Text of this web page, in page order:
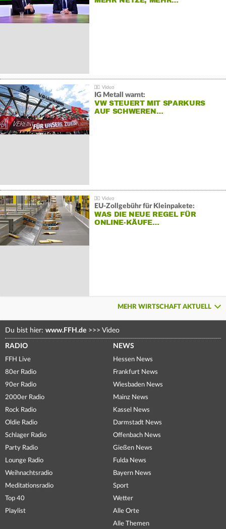
IG Metall warnt:
VW STEUERT MIT SPARKURS
AUF SCHWEREN…
EU-Zollgebühr für Kleinpakete:
WAS DIE NEUE REGEL FÜR
ONLINE-KÄUFE…
MEHR WIRTSCHAFT AKTUELL
Du bist hier: www.FFH.de >>> Video
RADIO
FFH Live
80er Radio
90er Radio
2000er Radio
Rock Radio
Oldie Radio
Schlager Radio
Party Radio
Lounge Radio
Weihnachtsradio
Meditationsradio
Top 40
Playlist
NEWS
Hessen News
Frankfurt News
Wiesbaden News
Mainz News
Kassel News
Darmstadt News
Offenbach News
Gießen News
Fulda News
Bayern News
Sport
Wetter
Alle Orte
Alle Themen